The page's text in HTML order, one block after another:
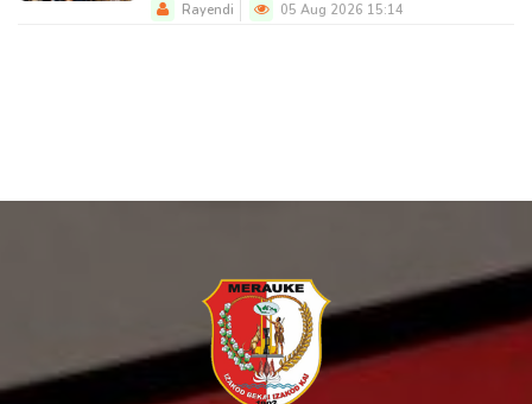
Rayendi 05 Aug 2026 15:14